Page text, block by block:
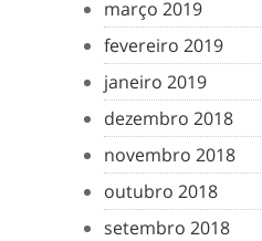
março 2019
fevereiro 2019
janeiro 2019
dezembro 2018
novembro 2018
outubro 2018
setembro 2018